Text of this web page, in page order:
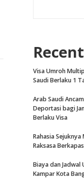
Visa Umroh
Saudi Berlaku 1
Arab Saudi
Deportasi bagi
Berlaku Visa
Rahasia
Raksasa
Biaya dan Jadwal
Kampar Kota